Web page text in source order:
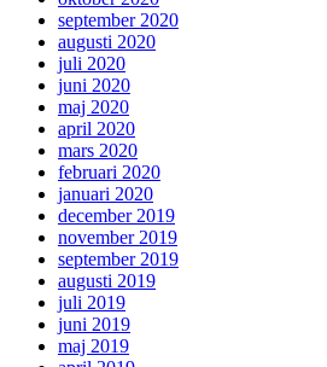
september 2020
augusti 2020
juli 2020
juni 2020
maj 2020
april 2020
mars 2020
februari 2020
januari 2020
december 2019
november 2019
september 2019
augusti 2019
juli 2019
juni 2019
maj 2019